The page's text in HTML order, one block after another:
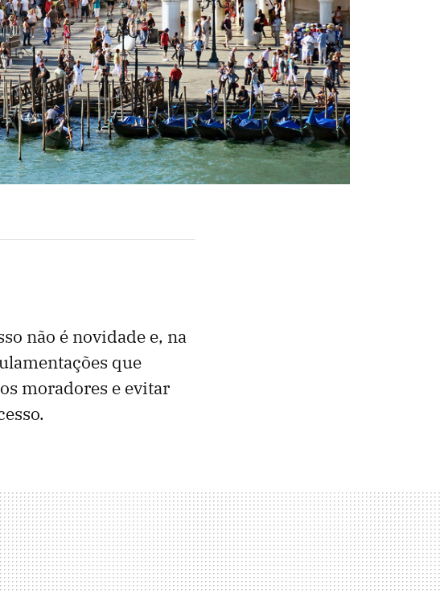
não é novidade e, na
que
moradores e evitar